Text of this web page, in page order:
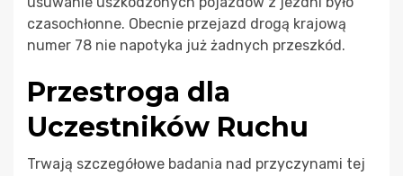
czasochłonne. Obecnie przejazd drogą krajową
numer 78 nie napotyka już żadnych przeszkód.
Przestroga dla
Uczestników Ruchu
Trwają szczegółowe badania nad przyczynami tej